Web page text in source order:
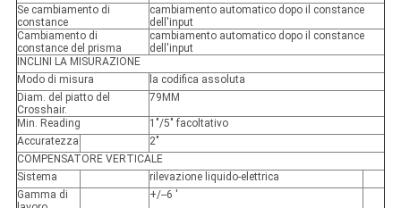
Se cambiamento di
constance
cambiamento automatico dopo il constance
dell'input
Cambiamento di
constance del prisma
cambiamento automatico dopo il constance
dell'input
INCLINI LA MISURAZIONE
Modo di misura
la codifica assoluta
Diam. del piatto del
Crosshair.
79MM
Min. Reading
1"/5" facoltativo
Accuratezza
2"
COMPENSATORE VERTICALE
Sistema
rilevazione liquido-elettrica
Gamma di
+/--6 '